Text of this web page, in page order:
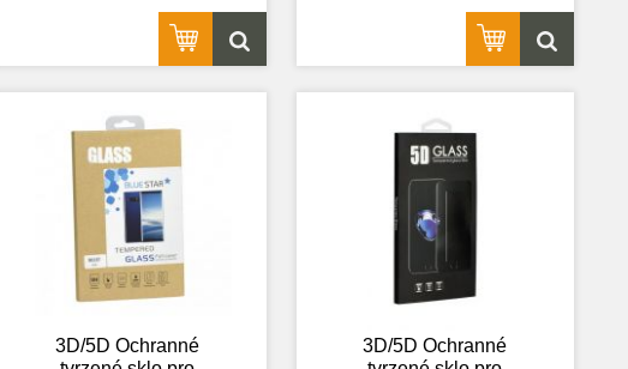
3D/5D Ochranné
3D/5D Ochranné